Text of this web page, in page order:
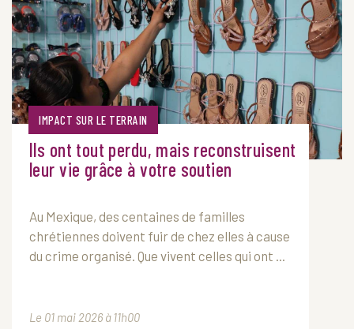
IMPACT SUR LE TERRAIN
Ils ont tout perdu, mais reconstruisent
leur vie grâce à votre soutien
Au Mexique, des centaines de familles
chrétiennes doivent fuir de chez elles à cause
du crime organisé. Que vivent celles qui ont ...
Le 01 mai 2026 à 11h00